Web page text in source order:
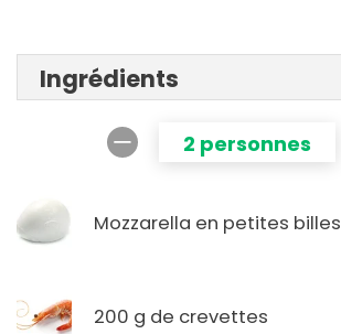
Ingrédients
2 personnes
Mozzarella en petites billes
200 g de crevettes